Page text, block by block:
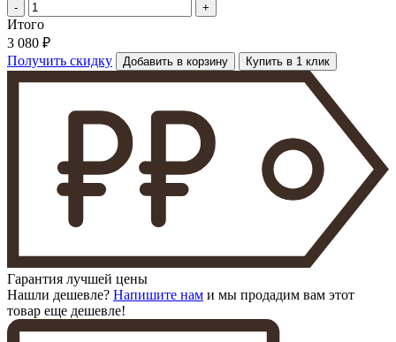
- +
Итого
3 080 ₽
Получить скидку
Добавить в корзину Купить в 1 клик
Гарантия лучшей цены
Нашли дешевле? Напишите нам и мы продадим вам этот
товар еще дешевле!